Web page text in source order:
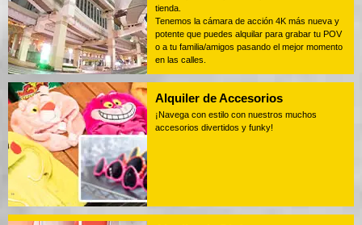
tienda.
Tenemos la cámara de acción 4K más nueva y
potente que puedes alquilar para grabar tu POV
o a tu familia/amigos pasando el mejor momento
en las calles.
Alquiler de Accesorios
¡Navega con estilo con nuestros muchos
accesorios divertidos y funky!